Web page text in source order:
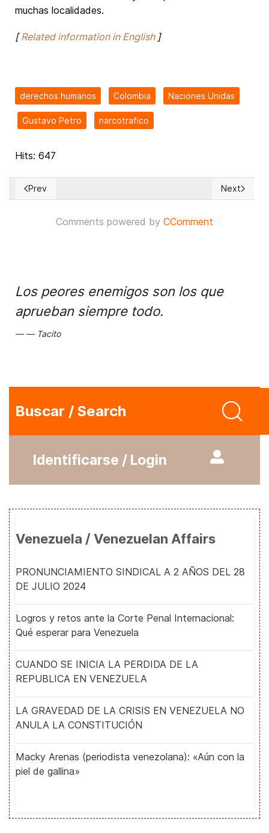
muchas localidades.
[Related information in English]
derechos humanos Colombia Naciones Unidas
Gustavo Petro narcotrafico
Hits: 647
Previous article: ¡FELIZ NAVIDAD! – MERRY CHRISTMAS!
Prev Next
Next
Comments powered by CComment
Los peores enemigos son los que
aprueban siempre todo.
Tacito
Buscar / Search
Identificarse / Login
Venezuela / Venezuelan Affairs
PRONUNCIAMIENTO SINDICAL A 2 AÑOS DEL 28
DE JULIO 2024
Logros y retos ante la Corte Penal Internacional:
Qué esperar para Venezuela
CUANDO SE INICIA LA PERDIDA DE LA
REPUBLICA EN VENEZUELA
LA GRAVEDAD DE LA CRISIS EN VENEZUELA NO
ANULA LA CONSTITUCIÓN
Macky Arenas (periodista venezolana): «Aún con la
piel de gallina»